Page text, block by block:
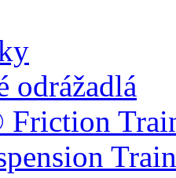
odrážadlá